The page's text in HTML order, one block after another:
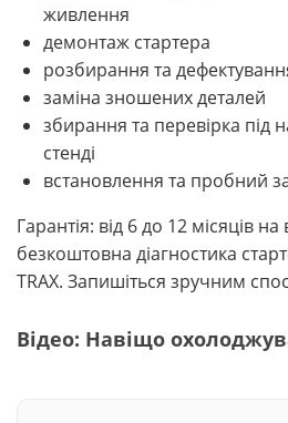
живлення
демонтаж стартера
розбирання та
заміна зношених деталей
збирання та перевірка під
стенді
встановлення та пробний
Гарантія: від 6 до 12 місяців на
безкоштовна діагностика
TRAX. Запишіться зручним
Відео: Навіщо